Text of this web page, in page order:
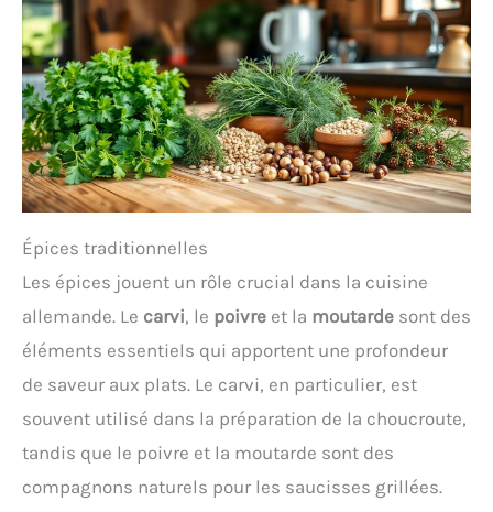
Épices traditionnelles
Les épices jouent un rôle crucial dans la cuisine
allemande. Le carvi, le poivre et la moutarde sont des
éléments essentiels qui apportent une profondeur
de saveur aux plats. Le carvi, en particulier, est
souvent utilisé dans la préparation de la choucroute,
tandis que le poivre et la moutarde sont des
compagnons naturels pour les saucisses grillées.